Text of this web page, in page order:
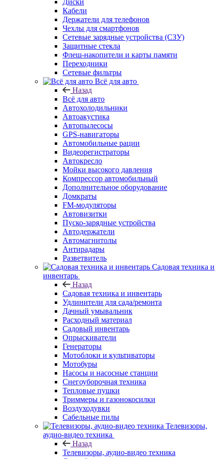
Диски
Кабели
Держатели для телефонов
Чехлы для смартфонов
Сетевые зарядные устройства (СЗУ)
Защитные стекла
Флеш-накопители и карты памяти
Переходники
Сетевые фильтры
Всё для авто
Назад
Всё для авто
Автохолодильники
Автоакустика
Автопылесосы
GPS-навигаторы
Автомобильные рации
Видеорегистраторы
Автокресло
Мойки высокого давления
Компрессор автомобильный
Дополнительное оборудование
Домкраты
FM-модуляторы
Автовизитки
Пуско-зарядные устройства
Автодержатели
Автомагнитолы
Антирадары
Разветвитель
Садовая техника и
инвентарь
Назад
Садовая техника и инвентарь
Удлинители для сада/ремонта
Дачный умывальник
Расходный материал
Садовый инвентарь
Опрыскиватели
Генераторы
Мотоблоки и культиваторы
Мотобуры
Насосы и насосные станции
Снегоуборочная техника
Тепловые пушки
Триммеры и газонокосилки
Воздуходувки
Сабельные пилы
Телевизоры,
аудио-видео техника
Назад
Телевизоры, аудио-видео техника